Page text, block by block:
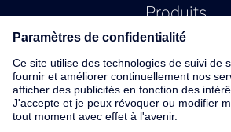
Produits
Service
Contact
À propos de nous